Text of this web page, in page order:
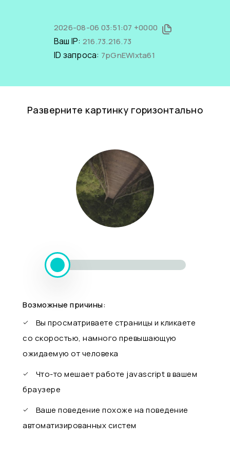
2026-08-06 03:51:07 +0000
Ваш IP: 216.73.216.73
ID запроса: 7pGnEWlxta61
Разверните картинку горизонтально
Возможные причины:
Вы просматриваете страницы и кликаете
со скоростью, намного превышающую
ожидаемую от человека
Что-то мешает работе javascript в вашем
браузере
Ваше поведение похоже на поведение
автоматизированных систем